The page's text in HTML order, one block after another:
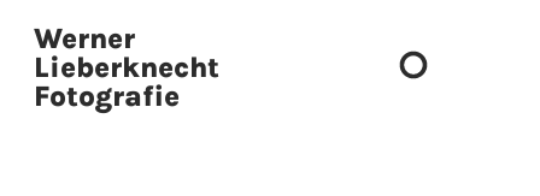
Werner
Lieberknecht
Fotografie